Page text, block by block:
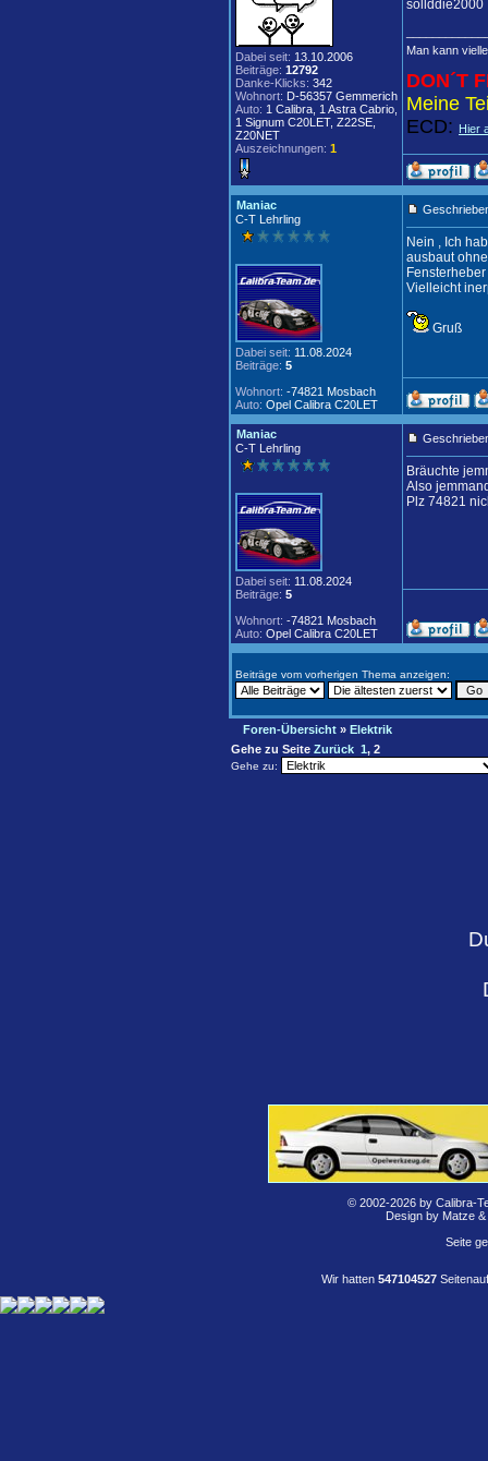
Dabei seit: 13.10.2006
Beiträge: 12792
Danke-Klicks: 342
Wohnort: D-56357 Gemmerich
Auto: 1 Calibra, 1 Astra Cabrio,
1 Signum C20LET, Z22SE,
Z20NET
Auszeichnungen: 1
sollddie2000
Man kann
DON´T
Meine
ECD: Hier
Maniac
C-T Lehrling
Dabei seit: 11.08.2024
Beiträge: 5
Wohnort: -74821 Mosbach
Auto: Opel Calibra C20LET
Nein , Ich
ausbaut
Vielleicht
Gruß
Maniac
C-T Lehrling
Dabei seit: 11.08.2024
Beiträge: 5
Wohnort: -74821 Mosbach
Auto: Opel Calibra C20LET
Bräuchte
Also
Plz 74821
Beiträge vom vorherigen Thema anzeigen:
Foren-Übersicht » Elektrik
Gehe zu Seite Zurück 1, 2
Gehe zu:
© 2002-2026 by Calibra-
Design by Matze
Seite
Wir hatten 547104527